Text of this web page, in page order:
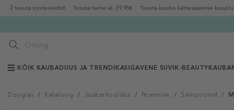
2 tasuta tootenäidist Tasuta tarne al. 39,95€ Tasuta kauba kättesaamine
KÕIK KAUBADUUS JA TRENDIKAS IGAVENE SUVI K-BEAUTY
Douglas / Kataloog / Juuksehooldus / Pesemine / Šampoonid /